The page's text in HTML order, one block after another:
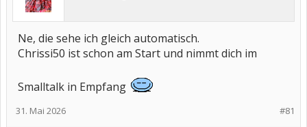
Ne, die sehe ich gleich automatisch.
Chrissi50 ist schon am Start und nimmt dich im
Smalltalk in Empfang
#81
31. Mai 2026